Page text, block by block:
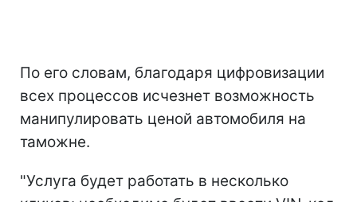
По его словам, благодаря цифровизации
всех процессов исчезнет возможность
манипулировать ценой автомобиля на
таможне.
"Услуга будет работать в несколько